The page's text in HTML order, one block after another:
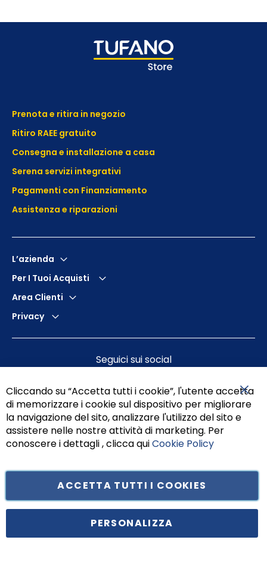
Prenota e ritira in negozio
Ritiro RAEE gratuito
Consegna e installazione a casa
Serena servizi integrativi
Pagamenti con Finanziamento
Assistenza e riparazioni
L’azienda
Per I Tuoi Acquisti
Area Clienti
Privacy
Seguici sui social
Principe di Piemonte 199, cap. 80026 Casoria (NA) - C.F. 05834470634 -
Cliccando su “Accetta tutti i cookie”, l'utente accetta
di memorizzare i cookie sul dispositivo per migliorare
la navigazione del sito, analizzare l'utilizzo del sito e
assistere nelle nostre attività di marketing. Per
conoscere i dettagli , clicca quiCookie Policy
ACCETTA TUTTI I COOKIES
PERSONALIZZA